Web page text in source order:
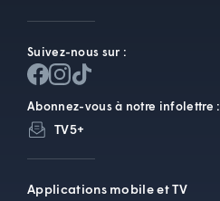
Suivez-nous sur :
Abonnez-vous à notre infolettre :
TV5+
Applications mobile et TV